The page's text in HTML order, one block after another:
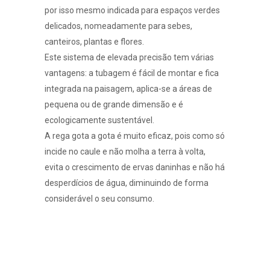
por isso mesmo indicada para espaços verdes
delicados, nomeadamente para sebes,
canteiros, plantas e flores.
Este sistema de elevada precisão tem várias
vantagens: a tubagem é fácil de montar e fica
integrada na paisagem, aplica-se a áreas de
pequena ou de grande dimensão e é
ecologicamente sustentável.
A rega gota a gota é muito eficaz, pois como só
incide no caule e não molha a terra à volta,
evita o crescimento de ervas daninhas e não há
desperdícios de água, diminuindo de forma
considerável o seu consumo.